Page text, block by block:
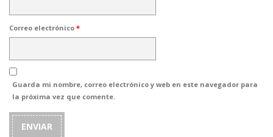
Correo electrónico *
Guarda mi nombre, correo electrónico y web en este navegador para
la próxima vez que comente.